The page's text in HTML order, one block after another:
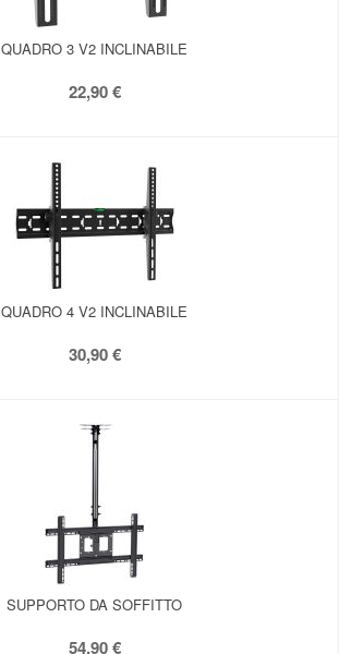
QUADRO 3 V2 INCLINABILE
22,90 €
QUADRO 4 V2 INCLINABILE
30,90 €
SUPPORTO DA SOFFITTO
54,90 €